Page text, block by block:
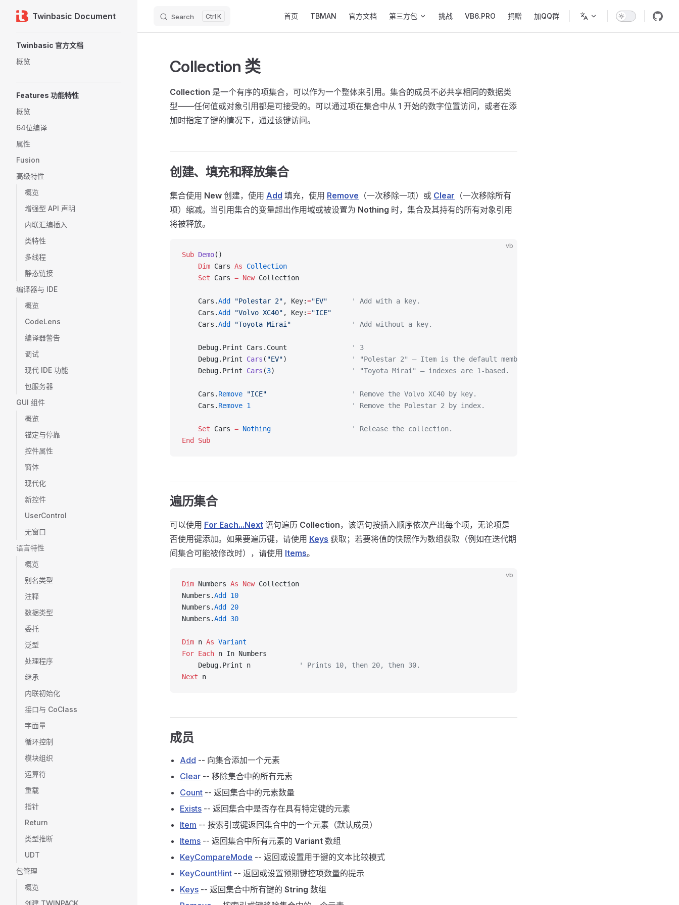
Skip to content
Twinbasic Document Search K 首页 TBMAN 官方文档 第三方包 挑战 VB6.PRO 捐赠 加QQ群
Twinbasic 官方文档
概览
Features 功能特性
概览
64位编译
属性
Fusion
高级特性
概览
增强型 API 声明
内联汇编插入
类特性
多线程
静态链接
编译器与 IDE
概览
CodeLens
编译器警告
调试
现代 IDE 功能
包服务器
GUI 组件
概览
锚定与停靠
控件属性
窗体
现代化
新控件
UserControl
无窗口
语言特性
概览
别名类型
注释
数据类型
委托
泛型
处理程序
继承
内联初始化
接口与 CoClass
字面量
循环控制
模块组织
运算符
重载
指针
Return
类型推断
UDT
包管理
概览
创建 TWINPACK
Collection 类
Collection 是一个有序的项集合，可以作为一个整体来引用。集合的成员不必共享相同的数据类
型——任何值或对象引用都是可接受的。可以通过项在集合中从 1 开始的数字位置访问，或者在添
加时指定了键的情况下，通过该键访问。
创建、填充和释放集合
集合使用 New 创建，使用 Add 填充，使用 Remove （一次移除一项）或 Clear （一次移除所有
项）缩减。当引用集合的变量超出作用域或被设置为 Nothing 时，集合及其持有的所有对象引用
将被释放。
vb
Sub Demo()
    Dim
Cars As Collection
    Set
Cars = New Collection
    Cars.
Add "Polestar 2" , Key:="EV"
      ' Add with a key.
    Cars.
Add "Volvo XC40" , Key:="ICE"
    Cars.
Add "Toyota Mirai"
               ' Add without a key.
    Debug.Print Cars.Count
' 3
    Debug.Print
Cars ( "EV")
' "Polestar 2" — Item is the default member.
    Debug.Print
Cars (3) ' "Toyota Mirai" — indexes are 1-based.
    Cars.
Remove "ICE"
                     ' Remove the Volvo XC40 by key.
    Cars.
Remove 1
                         ' Remove the Polestar 2 by index.
    Set
Cars = Nothing
                    ' Release the collection.
End Sub
遍历集合
可以使用 For Each...Next 语句遍历 Collection，该语句按插入顺序依次产出每个项，无论项是
否使用键添加。如果要遍历键，请使用 Keys 获取；若要将值的快照作为数组获取（例如在迭代期
间集合可能被修改时），请使用 Items。
vb
Dim Numbers As New Collection
Numbers.Add
10
Numbers.Add
20
Numbers.Add 30
Dim n As Variant
For Each n In Numbers
    Debug.Print n
' Prints 10, then 20, then 30.
Next n
成员
Add -- 向集合添加一个元素
Clear -- 移除集合中的所有元素
Count -- 返回集合中的元素数量
Exists -- 返回集合中是否存在具有特定键的元素
Item -- 按索引或键返回集合中的一个元素（默认成员）
Items -- 返回集合中所有元素的 Variant 数组
KeyCompareMode -- 返回或设置用于键的文本比较模式
KeyCountHint -- 返回或设置预期键控项数量的提示
Keys -- 返回集合中所有键的 String 数组